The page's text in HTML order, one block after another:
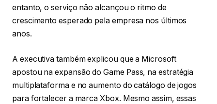
entanto, o serviço não alcançou o ritmo de
crescimento esperado pela empresa nos últimos
anos.
A executiva também explicou que a Microsoft
apostou na expansão do Game Pass, na estratégia
multiplataforma e no aumento do catálogo de jogos
para fortalecer a marca Xbox. Mesmo assim, essas